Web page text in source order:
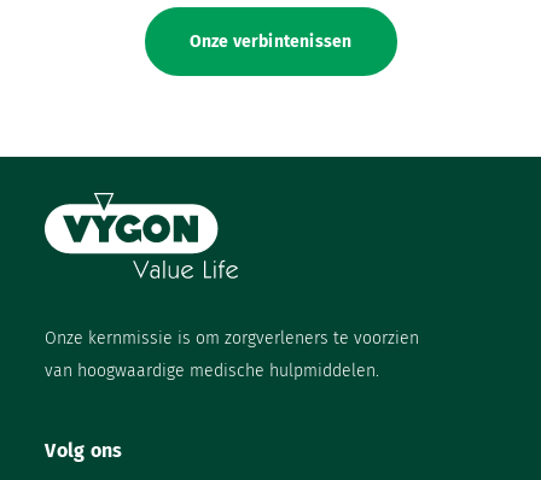
Onze verbintenissen
Onze kernmissie is om zorgverleners te voorzien
van hoogwaardige medische hulpmiddelen.
Volg ons